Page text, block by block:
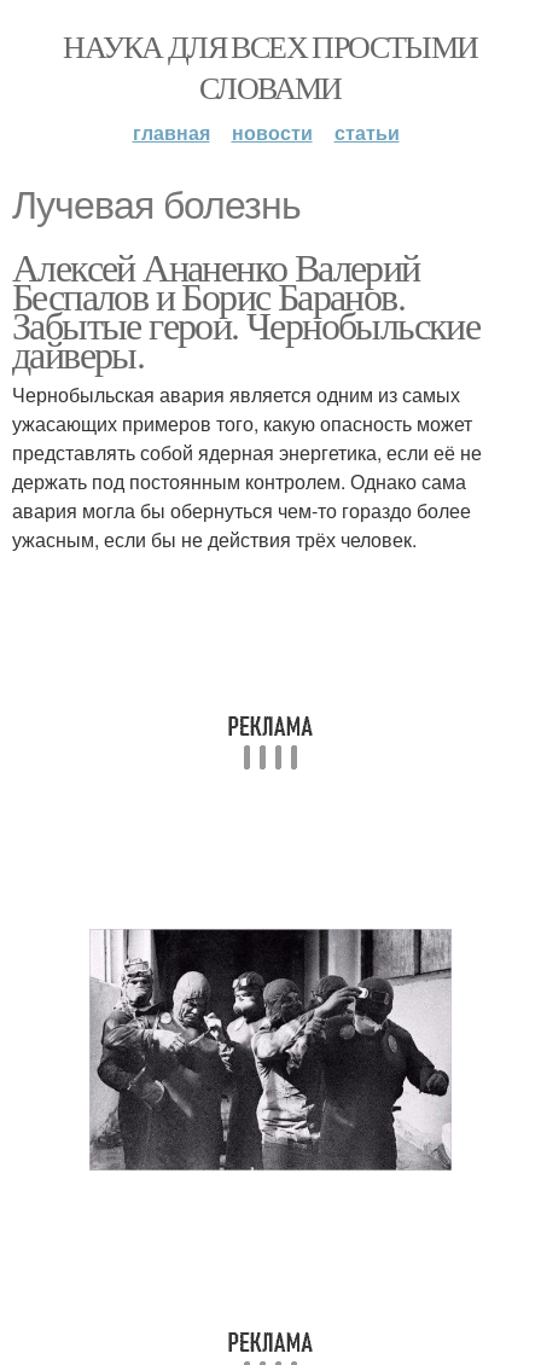
НАУКА ДЛЯ ВСЕХ ПРОСТЫМИ
СЛОВАМИ
главная новости статьи
Лучевая болезнь
Алексей Ананенко Валерий
Беспалов и Борис Баранов.
Забытые герои. Чернобыльские
дайверы.
Чернобыльская авария является одним из самых
ужасающих примеров того, какую опасность может
представлять собой ядерная энергетика, если её не
держать под постоянным контролем. Однако сама
авария могла бы обернуться чем-то гораздо более
ужасным, если бы не действия трёх человек.